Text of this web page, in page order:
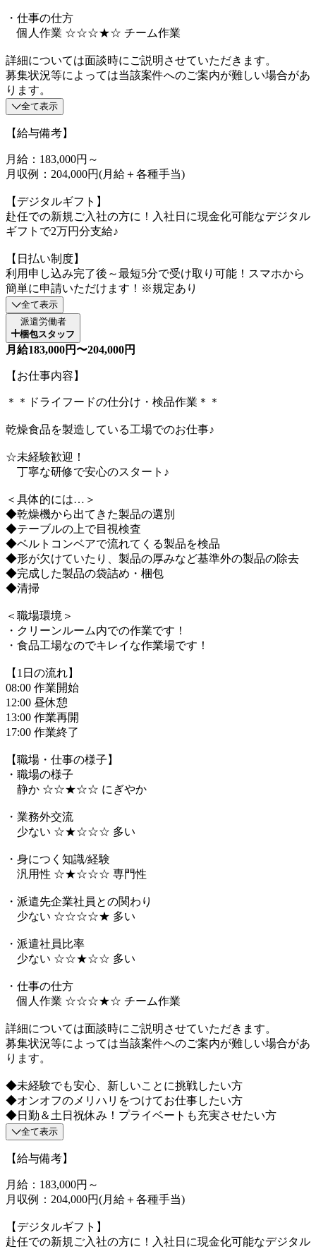
・仕事の仕方
個人作業 ☆☆☆★☆ チーム作業
詳細については面談時にご説明させていただきます。
募集状況等によっては当該案件へのご案内が難しい場合があ
ります。
全て表示
【給与備考】
月給：183,000円～
月収例：204,000円(月給＋各種手当)
【デジタルギフト】
赴任での新規ご入社の方に！入社日に現金化可能なデジタル
ギフトで2万円分支給♪
【日払い制度】
利用申し込み完了後～最短5分で受け取り可能！スマホから
簡単に申請いただけます！※規定あり
全て表示
派遣労働者
梱包スタッフ
月給183,000円〜204,000円
【お仕事内容】
＊＊ドライフードの仕分け・検品作業＊＊
乾燥食品を製造している工場でのお仕事♪
☆未経験歓迎！
丁寧な研修で安心のスタート♪
＜具体的には…＞
◆乾燥機から出てきた製品の選別
◆テーブルの上で目視検査
◆ベルトコンベアで流れてくる製品を検品
◆形が欠けていたり、製品の厚みなど基準外の製品の除去
◆完成した製品の袋詰め・梱包
◆清掃
＜職場環境＞
・クリーンルーム内での作業です！
・食品工場なのでキレイな作業場です！
【1日の流れ】
08:00 作業開始
12:00 昼休憩
13:00 作業再開
17:00 作業終了
【職場・仕事の様子】
・職場の様子
静か ☆☆★☆☆ にぎやか
・業務外交流
少ない ☆★☆☆☆ 多い
・身につく知識/経験
汎用性 ☆★☆☆☆ 専門性
・派遣先企業社員との関わり
少ない ☆☆☆☆★ 多い
・派遣社員比率
少ない ☆☆★☆☆ 多い
・仕事の仕方
個人作業 ☆☆☆★☆ チーム作業
詳細については面談時にご説明させていただきます。
募集状況等によっては当該案件へのご案内が難しい場合があ
ります。
◆未経験でも安心、新しいことに挑戦したい方
◆オンオフのメリハリをつけてお仕事したい方
◆日勤＆土日祝休み！プライベートも充実させたい方
全て表示
【給与備考】
月給：183,000円～
月収例：204,000円(月給＋各種手当)
【デジタルギフト】
赴任での新規ご入社の方に！入社日に現金化可能なデジタル